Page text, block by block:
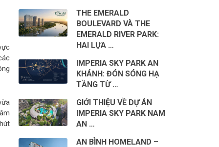
THE EMERALD
BOULEVARD VÀ THE
EMERALD RIVER PARK:
HAI LỰA …
IMPERIA SKY PARK AN
KHÁNH: ĐÓN SÓNG HẠ
TẦNG TỪ …
GIỚI THIỆU VỀ DỰ ÁN
IMPERIA SKY PARK NAM
AN …
AN BÌNH HOMELAND –